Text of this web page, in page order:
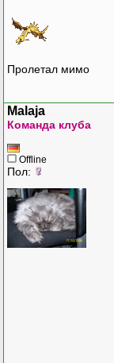
Пролетал мимо
Malaja
Команда клуба
Offline
Пол: